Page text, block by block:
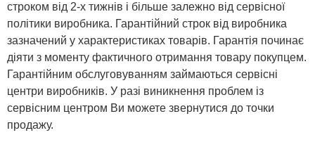
строком від 2-х тижнів і більше залежно від сервісної
політики виробника. Гарантійний строк від виробника
зазначений у характеристиках товарів. Гарантія починає
діяти з моменту фактичного отримання товару покупцем.
Гарантійним обслуговуванням займаються сервісні
центри виробників. У разі виникнення проблем із
сервісним центром Ви можете звернутися до точки
продажу.